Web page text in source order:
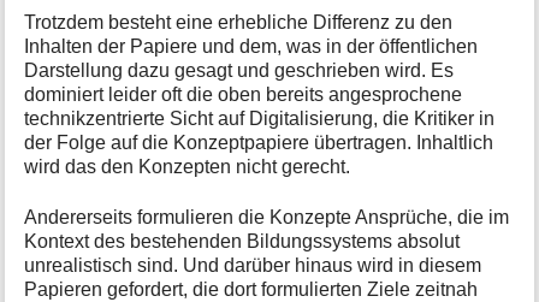
Trotzdem besteht eine erhebliche Differenz zu den
Inhalten der Papiere und dem, was in der öffentlichen
Darstellung dazu gesagt und geschrieben wird. Es
dominiert leider oft die oben bereits angesprochene
technikzentrierte Sicht auf Digitalisierung, die Kritiker in
der Folge auf die Konzeptpapiere übertragen. Inhaltlich
wird das den Konzepten nicht gerecht.
Andererseits formulieren die Konzepte Ansprüche, die im
Kontext des bestehenden Bildungssystems absolut
unrealistisch sind. Und darüber hinaus wird in diesem
Papieren gefordert, die dort formulierten Ziele zeitnah